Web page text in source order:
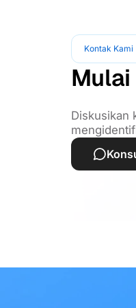
Kontak Kami
Diskusikan